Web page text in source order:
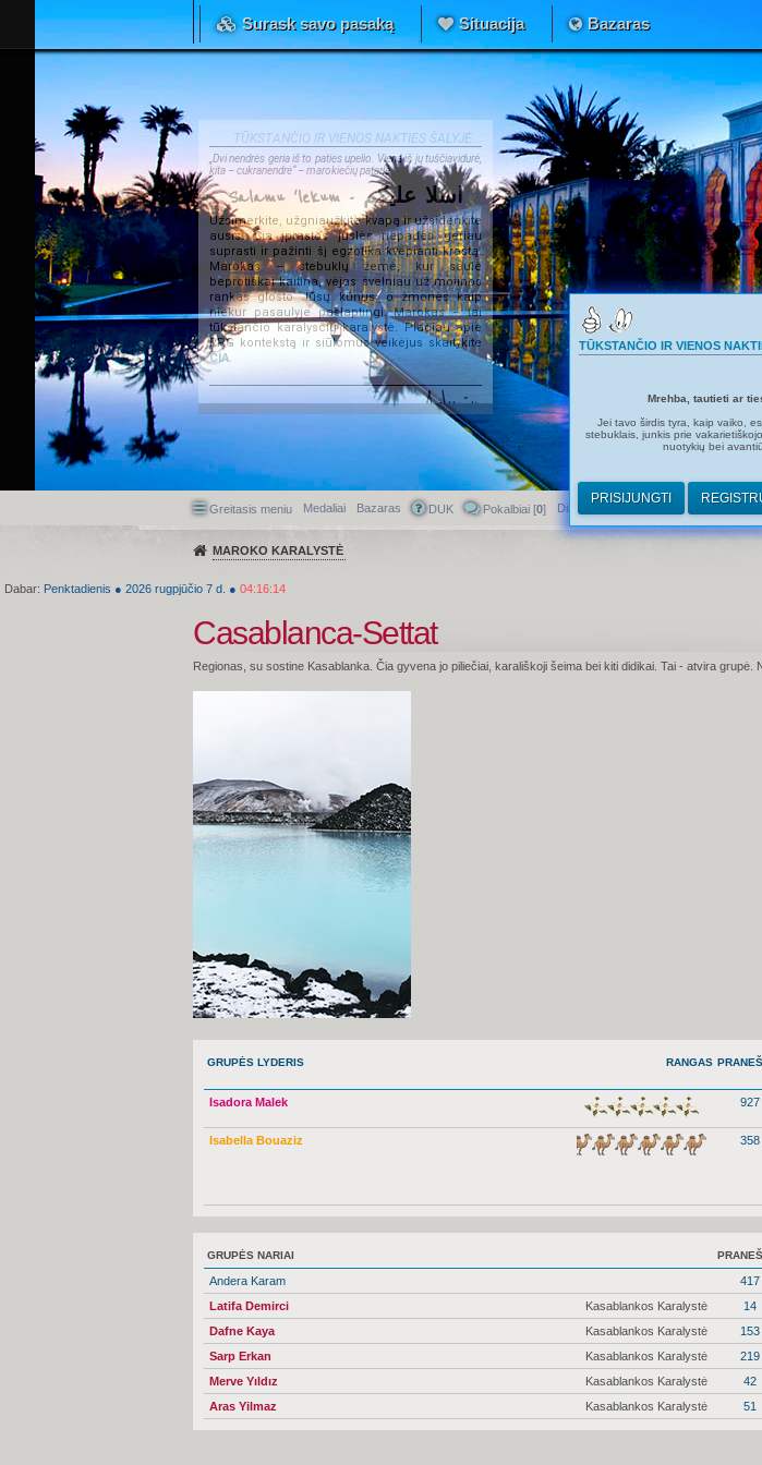
Surask savo pasaką Situacija Bazaras
TŪKSTANČIO IR VIENOS NAKTIES ŠALYJE...
„Dvi nendrės geria iš to paties upelio. Viena iš jų tuščiavidurė,
kita – cukranendrė“ – marokiečių patarlė.
Salamu 'lekum - اسلا عليكم
Užsimerkite, užgniaužkite kvapą ir užsidenkite
ausis. Čia įprastos juslės nepadės geriau
suprasti ir pažinti šį egzotika kvepiantį kraštą.
Marokas – stebuklų žemė, kur saulė
beprotiškai kaitina, vėjas švelniau už motinos
rankas glosto Jūsų kūnus, o žmonės kaip
niekur pasaulyje paslaptingi. Marokas – tai
tūkstančio karalysčių karalystė. Plačiau apie
RPG kontekstą ir siūlomus veikėjus skaitykite
ČIA.
Admin
Greitasis meniu Medaliai Bazaras DUK Pokalbiai [0] Dirhamai
MAROKO KARALYSTĖ
Dabar: Penktadienis ● 2026 rugpjūčio 7 d. ● 04:16:15
TŪKSTANČIO IR VIENOS
Mrehba, tautieti ar
Jei tavo širdis tyra, kaip vaiko,
stebuklais, junkis prie
nuotykių bei
PRISIJUNGTI
Casablanca-Settat
Regionas, su sostine Kasablanka. Čia gyvena jo piliečiai, karališkoji šeima bei kiti didikai. Tai - atvira grupė.
RANGAS
GRUPĖS LYDERIS
Isadora Malek 927
Isabella Bouaziz 358
GRUPĖS NARIAI
Andera Karam 417
Kasablankos Karalystė
Latifa Demirci 14
Kasablankos Karalystė
Dafne Kaya 153
Kasablankos Karalystė
Sarp Erkan 219
Kasablankos Karalystė
Merve Yıldız 42
Kasablankos Karalystė
Aras Yilmaz 51